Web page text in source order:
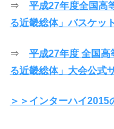
⇒ 平成27年度全国高
る近畿総体」バスケッ
⇒ 平成27年度 全国高
る近畿総体」大会公式
＞＞インターハイ2015